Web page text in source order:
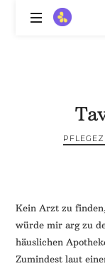
die
Kein Arzt zu
würde mir arg zu
häuslichen
Zumindest laut